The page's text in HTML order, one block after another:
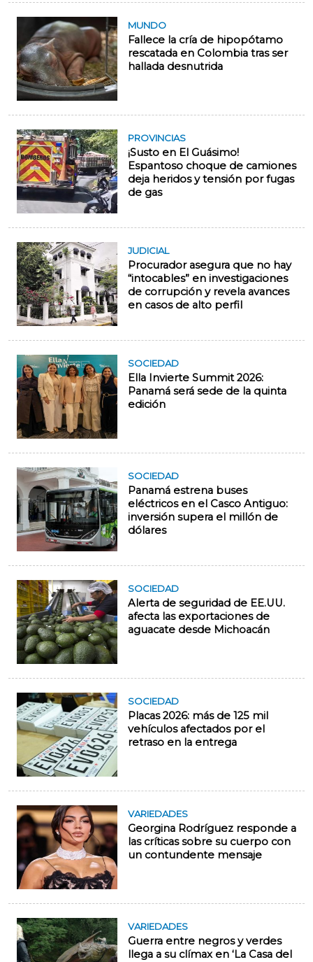
MUNDO
Fallece la cría de hipopótamo
rescatada en Colombia tras ser
hallada desnutrida
PROVINCIAS
¡Susto en El Guásimo!
Espantoso choque de camiones
deja heridos y tensión por fugas
de gas
JUDICIAL
Procurador asegura que no hay
“intocables” en investigaciones
de corrupción y revela avances
en casos de alto perfil
SOCIEDAD
Ella Invierte Summit 2026:
Panamá será sede de la quinta
edición
SOCIEDAD
Panamá estrena buses
eléctricos en el Casco Antiguo:
inversión supera el millón de
dólares
SOCIEDAD
Alerta de seguridad de EE.UU.
afecta las exportaciones de
aguacate desde Michoacán
SOCIEDAD
Placas 2026: más de 125 mil
vehículos afectados por el
retraso en la entrega
VARIEDADES
Georgina Rodríguez responde a
las críticas sobre su cuerpo con
un contundente mensaje
VARIEDADES
Guerra entre negros y verdes
llega a su clímax en ‘La Casa del